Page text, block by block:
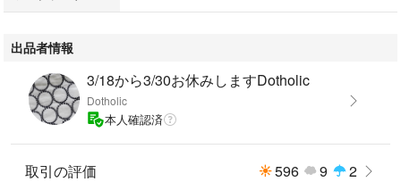
出品者情報
3/18から3/30お休みしますDotholic
Dotholic
本人確認済
取引の評価 596 9 2